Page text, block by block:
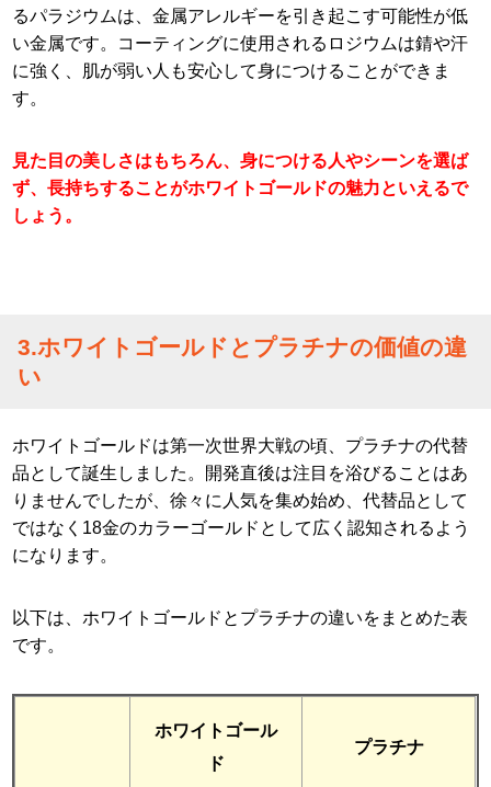
るパラジウムは、金属アレルギーを引き起こす可能性が低
い金属です。コーティングに使用されるロジウムは錆や汗
に強く、肌が弱い人も安心して身につけることができま
す。
見た目の美しさはもちろん、身につける人やシーンを選ば
ず、長持ちすることがホワイトゴールドの魅力といえるで
しょう。
3.ホワイトゴールドとプラチナの価値の違
い
ホワイトゴールドは第一次世界大戦の頃、プラチナの代替
品として誕生しました。開発直後は注目を浴びることはあ
りませんでしたが、徐々に人気を集め始め、代替品として
ではなく18金のカラーゴールドとして広く認知されるよう
になります。
以下は、ホワイトゴールドとプラチナの違いをまとめた表
です。
ホワイトゴール
ド
プラチナ